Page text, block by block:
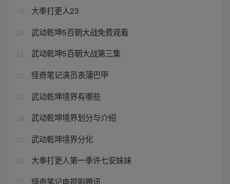
19 大奉打更人23
20 武动乾坤5百朝大战免费观看
21 武动乾坤5百朝大战第三集
22 怪奇笔记演员表蒲巴甲
23 武动乾坤境界有哪些
24 武动乾坤境界划分与介绍
25 武动乾坤境界分化
26 大奉打更人第一季许七安妹妹
27 怪奇笔记电视剧腾讯